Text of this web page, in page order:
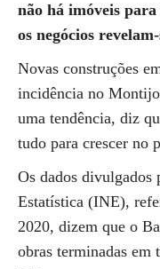
não há imóveis para
os negócios
Novas construções
incidência no
uma tendência, diz
tudo para crescer no
Os dados
Estatística (INE),
2020, dizem que o
obras terminadas em